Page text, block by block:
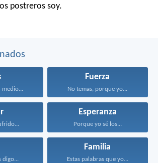
postreros soy.
medio...
Fuerza
No temas, porque yo...
Esperanza
Porque yo sé los...
digo...
Familia
Estas palabras que yo...